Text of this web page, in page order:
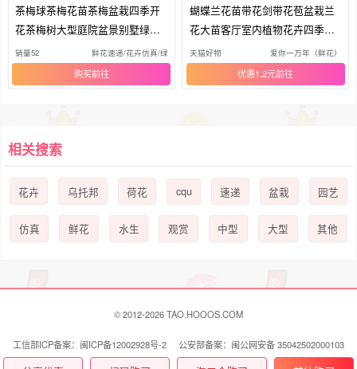
茶梅球茶梅花苗茶梅盆栽四季开
花茶梅树大型庭院盆景别墅绿化
树苗
销量52 鲜花速递/花卉仿真/绿植园艺
购买
蝴蝶兰花苗带花剑带花苞盆栽兰
花大苗客厅室内植物花卉四季好
养活
天猫好物 爱你一万年（鲜花）
优惠1.2元
相关搜索
花卉 乌托邦 荷花 cqu 速递 盆栽 园艺
仿真 鲜花 水生 观赏 中型 大型 其他
© 2012-2026 TAO.HOOOS.COM
工信部ICP备案：闽ICP备12002928号-2 公安部备案：闽公网安备 35042502000103
号
联系我们 Contact Us